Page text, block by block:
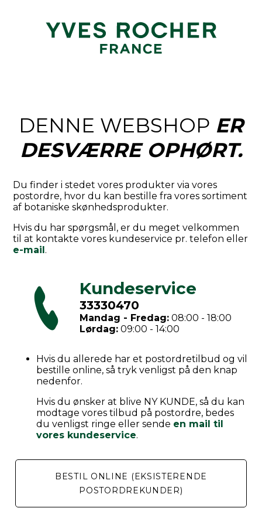
DENNE WEBSHOP ER
DESVÆRRE OPHØRT.
Du finder i stedet vores produkter via vores
postordre, hvor du kan bestille fra vores sortiment
af botaniske skønhedsprodukter.
Hvis du har spørgsmål, er du meget velkommen
til at kontakte vores kundeservice pr. telefon eller
e-mail.
Kundeservice
33330470
Mandag - Fredag:08:00 - 18:00
Lørdag:09:00 - 14:00
Hvis du allerede har et postordretilbud og vil
bestille online, så tryk venligst på den knap
nedenfor.
Hvis du ønsker at blive NY KUNDE, så du kan
modtage vores tilbud på postordre, bedes
du venligst ringe eller sende en mail til
vores kundeservice.
BESTIL ONLINE (EKSISTERENDE
POSTORDREKUNDER)